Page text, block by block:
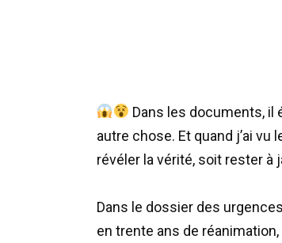
Dans les documents, il
autre chose. Et quand j’ai
révéler la vérité, soit rester
Dans le dossier des
en trente ans de